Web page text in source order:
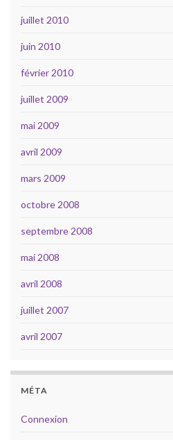
juillet 2010
juin 2010
février 2010
juillet 2009
mai 2009
avril 2009
mars 2009
octobre 2008
septembre 2008
mai 2008
avril 2008
juillet 2007
avril 2007
MÉTA
Connexion